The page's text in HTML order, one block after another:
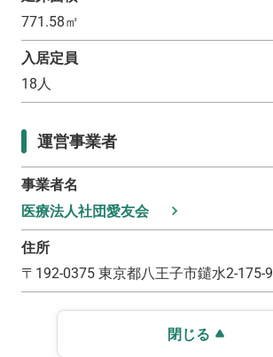
771.58㎡
入居定員
18人
運営事業者
事業者名
医療法人社団愛友会
住所
〒 192-0375 東京都八王子市鑓水2-175-9
閉じる